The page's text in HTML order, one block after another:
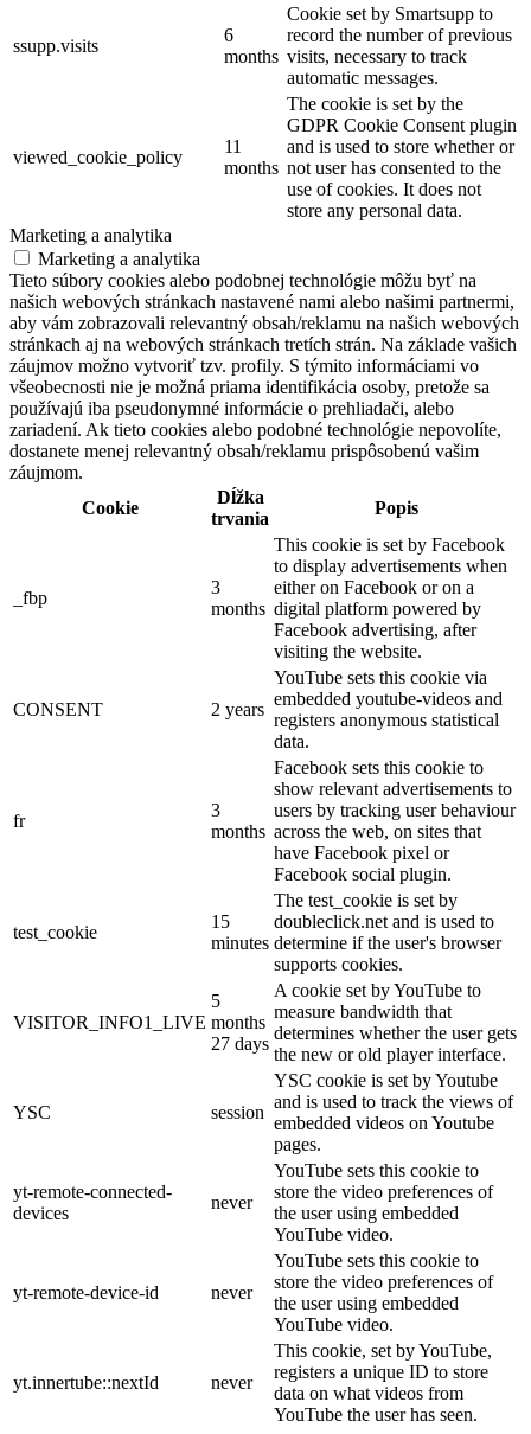
ssupp.visits
6
months
Cookie set by Smartsupp to
record the number of previous
visits, necessary to track
automatic messages.
viewed_cookie_policy
11
months
The cookie is set by the
GDPR Cookie Consent plugin
and is used to store whether or
not user has consented to the
use of cookies. It does not
store any personal data.
Marketing a analytika
Marketing a analytika
Tieto súbory cookies alebo podobnej technológie môžu byť na
našich webových stránkach nastavené nami alebo našimi partnermi,
aby vám zobrazovali relevantný obsah/reklamu na našich webových
stránkach aj na webových stránkach tretích strán. Na základe vašich
záujmov možno vytvoriť tzv. profily. S týmito informáciami vo
všeobecnosti nie je možná priama identifikácia osoby, pretože sa
používajú iba pseudonymné informácie o prehliadači, alebo
zariadení. Ak tieto cookies alebo podobné technológie nepovolíte,
dostanete menej relevantný obsah/reklamu prispôsobenú vašim
záujmom.
Cookie
Dĺžka
trvania
Popis
_fbp
3
months
This cookie is set by Facebook
to display advertisements when
either on Facebook or on a
digital platform powered by
Facebook advertising, after
visiting the website.
CONSENT 2 years
YouTube sets this cookie via
embedded youtube-videos and
registers anonymous statistical
data.
fr
3
months
Facebook sets this cookie to
show relevant advertisements to
users by tracking user behaviour
across the web, on sites that
have Facebook pixel or
Facebook social plugin.
test_cookie
15
minutes
The test_cookie is set by
doubleclick.net and is used to
determine if the user's browser
supports cookies.
VISITOR_INFO1_LIVE
5
months
27 days
A cookie set by YouTube to
measure bandwidth that
determines whether the user gets
the new or old player interface.
YSC session
YSC cookie is set by Youtube
and is used to track the views of
embedded videos on Youtube
pages.
yt-remote-connected-
devices
never
YouTube sets this cookie to
store the video preferences of
the user using embedded
YouTube video.
yt-remote-device-id never
YouTube sets this cookie to
store the video preferences of
the user using embedded
YouTube video.
yt.innertube::nextId never
This cookie, set by YouTube,
registers a unique ID to store
data on what videos from
YouTube the user has seen.